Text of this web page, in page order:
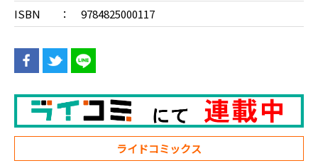
ISBN
9784825000117
ライドコミックス